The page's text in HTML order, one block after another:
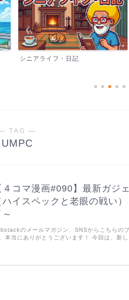
4コマ漫画
TAG ―
UMPC
４コマ漫画#090】最新ガジ
ハイスペックと老眼の戦い
のメールマガジン、SNSからこちらの
本当にありがとうございます！ 今回は、新